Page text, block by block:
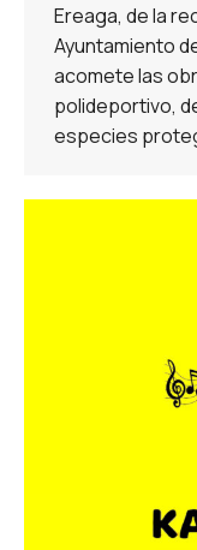
Ereaga, de la
Ayuntamiento
acomete las
polideportivo,
especies